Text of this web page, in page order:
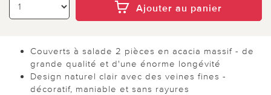
Ajouter au panier
Couverts à salade 2 pièces en acacia massif - de
grande qualité et d'une énorme longévité
Design naturel clair avec des veines fines -
décoratif, maniable et sans rayures